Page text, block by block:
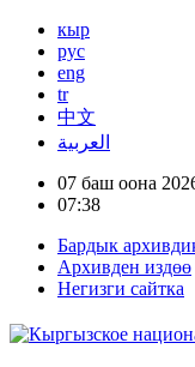
кыр
рус
eng
tr
中文
العربية
07 баш оона
07:38
Бардык
Архивден издөө
Негизги сайтка